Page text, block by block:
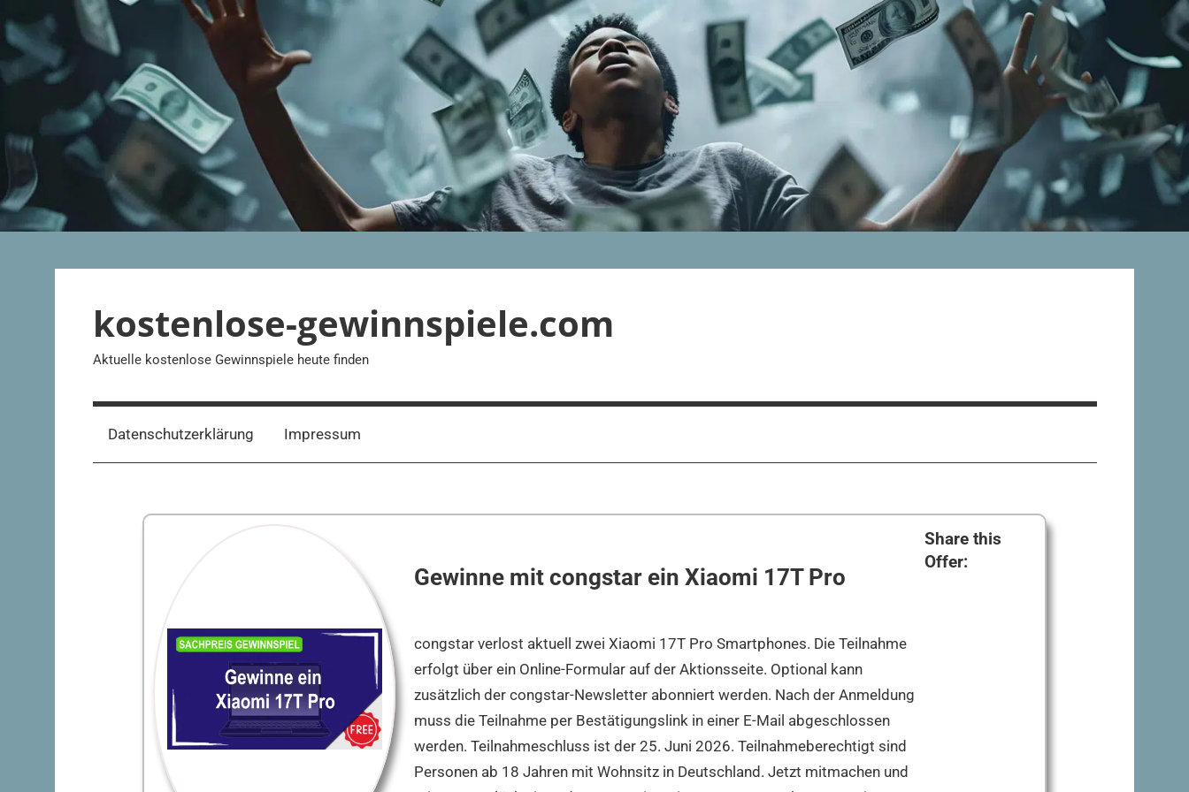
Inhalt
springen
kostenlose-gewinnspiele.com
Aktuelle kostenlose Gewinnspiele heute finden
Datenschutzerklärung Impressum
Gewinne mit congstar ein Xiaomi 17T Pro
congstar verlost aktuell zwei Xiaomi 17T Pro Smartphones. Die Teilnahme
erfolgt über ein Online-Formular auf der Aktionsseite. Optional kann
zusätzlich der congstar-Newsletter abonniert werden. Nach der Anmeldung
muss die Teilnahme per Bestätigungslink in einer E-Mail abgeschlossen
werden. Teilnahmeschluss ist der 25. Juni 2026. Teilnahmeberechtigt sind
Personen ab 18 Jahren mit Wohnsitz in Deutschland. Jetzt mitmachen und
Share this
Offer: